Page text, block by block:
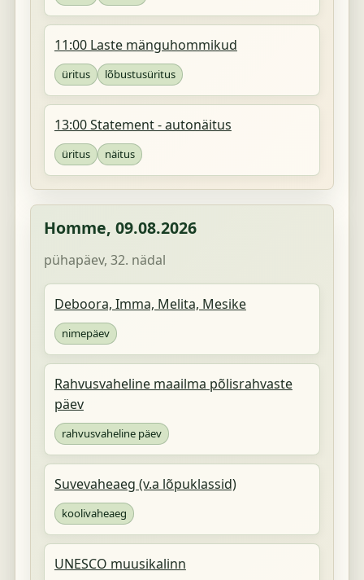
11:00 Laste mänguhommikud
üritus lõbustusüritus
13:00 Statement - autonäitus
üritus näitus
Homme, 09.08.2026
pühapäev, 32. nädal
Deboora, Imma, Melita, Mesike
nimepäev
Rahvusvaheline maailma põlisrahvaste
päev
rahvusvaheline päev
Suvevaheaeg (v.a lõpuklassid)
koolivaheaeg
UNESCO muusikalinn